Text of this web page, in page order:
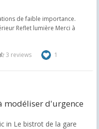
de faible importance.
Reflet lumière Merci à
3 reviews 1
d'urgence
in Le bistrot de la gare